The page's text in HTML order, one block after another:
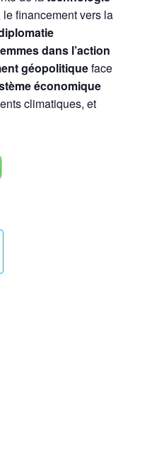
le financement vers la
dans l’action
géopolitiqueface
économique
climatiques, et